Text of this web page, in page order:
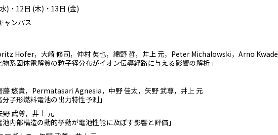
)・12日 (木)・13日 (金)
ャンパス
Hofer，大崎 修司，仲村 英也，綿野 哲，井上 元，Peter Michalowski，Arno Kwade
物系固体電解質の粒子径分布がイオン伝導経路に与える影響の解析」
悠貴，Permatasari Agnesia，中野 佳太，矢野 武尊，井上 元
分子形燃料電池の出力特性予測」
武尊，井上 元
池内部構造の動的挙動が電池性能に及ぼす影響と評価」